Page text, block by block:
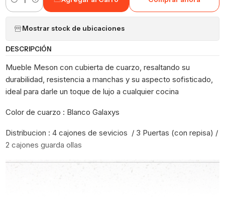
Cantidad
Mostrar stock de ubicaciones
DESCRIPCIÓN
Mueble Meson con cubierta de cuarzo, resaltando su
durabilidad, resistencia a manchas y su aspecto sofisticado,
ideal para darle un toque de lujo a cualquier cocina
Color de cuarzo : Blanco Galaxys
Distribucion : 4 cajones de sevicios / 3 Puertas (con repisa) /
2 cajones guarda ollas